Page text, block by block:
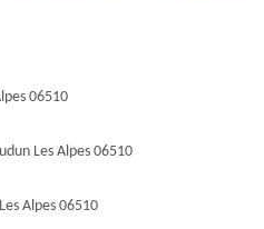
06510
Les Alpes 06510
Alpes 06510